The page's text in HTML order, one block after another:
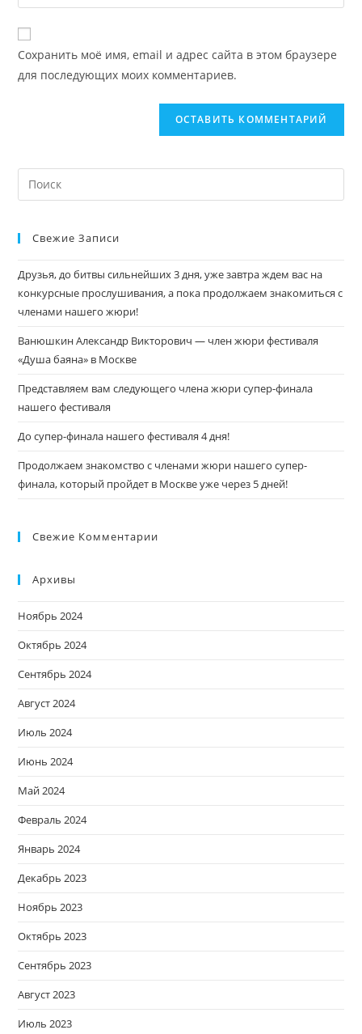
Сохранить моё имя, email и адрес сайта в этом браузере
для последующих моих комментариев.
Свежие Записи
Друзья, до битвы сильнейших 3 дня, уже завтра ждем вас на
конкурсные прослушивания, а пока продолжаем знакомиться с
членами нашего жюри!
Ванюшкин Александр Викторович — член жюри фестиваля
«Душа баяна» в Москве
Представляем вам следующего члена жюри супер-финала
нашего фестиваля
До супер-финала нашего фестиваля 4 дня!
Продолжаем знакомство с членами жюри нашего супер-
финала, который пройдет в Москве уже через 5 дней!
Свежие Комментарии
Архивы
Ноябрь 2024
Октябрь 2024
Сентябрь 2024
Август 2024
Июль 2024
Июнь 2024
Май 2024
Февраль 2024
Январь 2024
Декабрь 2023
Ноябрь 2023
Октябрь 2023
Сентябрь 2023
Август 2023
Июль 2023